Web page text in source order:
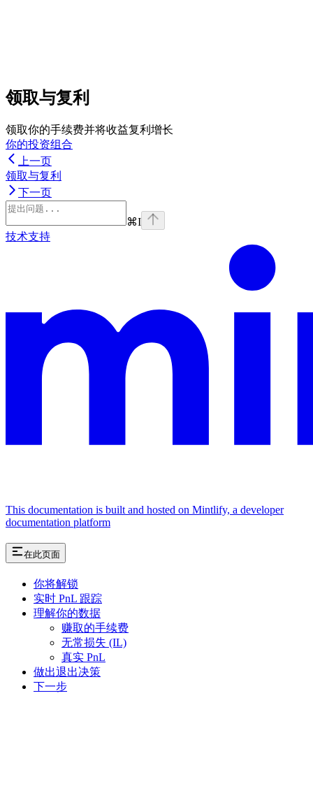
领取与复利
领取你的手续费并将收益复利增长
你的投资组合
上一页
领取与复利
下一页
⌘I
技术支持
This documentation is built and hosted on Mintlify, a developer
documentation platform
在此页面
你将解锁
实时 PnL 跟踪
理解你的数据
赚取的手续费
无常损失 (IL)
真实 PnL
做出退出决策
下一步